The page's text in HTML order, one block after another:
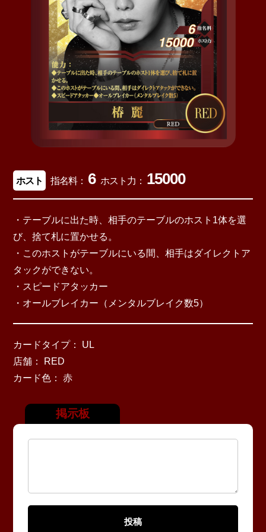
ホスト 指名料： 6 ホスト力： 15000
・テーブルに出た時、相手のテーブルのホスト1体を選
び、捨て札に置かせる。
・このホストがテーブルにいる間、相手はダイレクトア
タックができない。
・スピードアタッカー
・オールブレイカー（メンタルブレイク数5）
カードタイプ： UL
店舗： RED
カード色： 赤
掲示板